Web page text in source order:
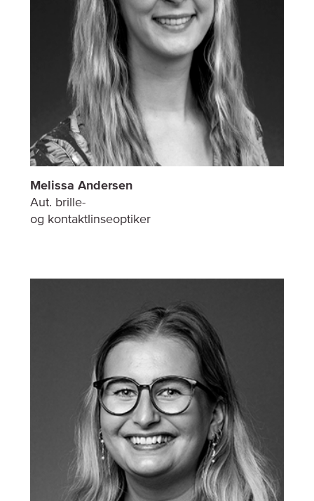
Melissa Andersen
Aut. brille-
og kontaktlinseoptiker